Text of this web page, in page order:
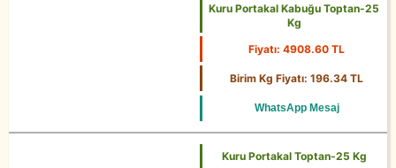
Kuru Portakal Kabuğu Toptan-25
Kg
Fiyatı: 4908.60 TL
Birim Kg Fiyatı: 196.34 TL
WhatsApp Mesaj
Kuru Portakal Toptan-25 Kg